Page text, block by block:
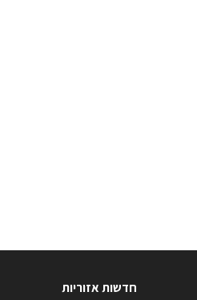
חדשות אזוריות